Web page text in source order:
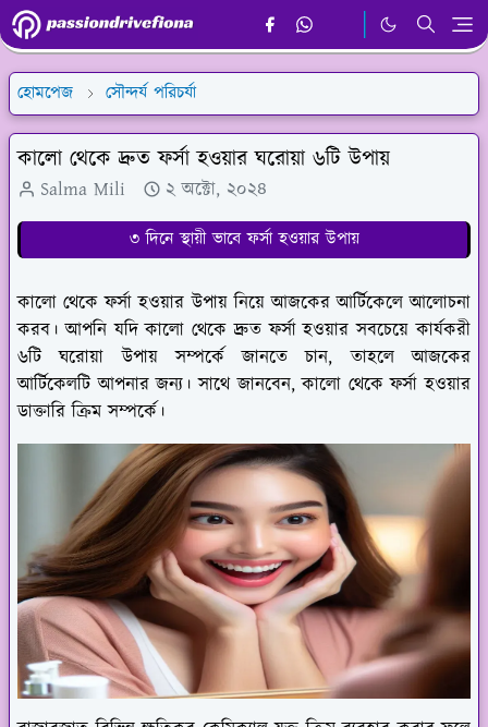
হোমপেজ সৌন্দর্য পরিচর্যা
কালো থেকে দ্রুত ফর্সা হওয়ার ঘরোয়া ৬টি উপায়
Salma Mili ২ অক্টো, ২০২৪
৩ দিনে স্থায়ী ভাবে ফর্সা হওয়ার উপায়
কালো থেকে ফর্সা হওয়ার উপায় নিয়ে আজকের আর্টিকেলে আলোচনা
করব। আপনি যদি কালো থেকে দ্রুত ফর্সা হওয়ার সবচেয়ে কার্যকরী
৬টি ঘরোয়া উপায় সম্পর্কে জানতে চান, তাহলে আজকের
আর্টিকেলটি আপনার জন্য। সাথে জানবেন, কালো থেকে ফর্সা হওয়ার
ডাক্তারি ক্রিম সম্পর্কে।